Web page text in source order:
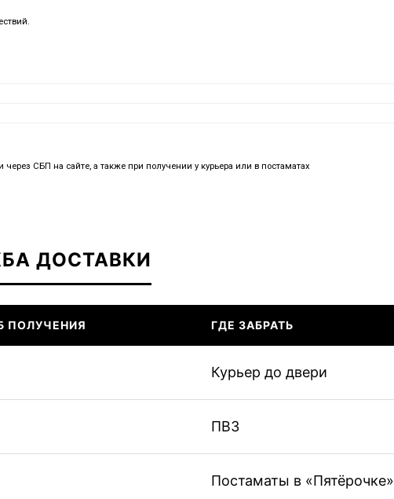
СБП на сайте, а также при получении у курьера или в постаматах
ДОСТАВКИ
ПОЛУЧЕНИЯ ГДЕ ЗАБРАТЬ
Курьер до двери
ПВЗ
Постаматы в «Пятёрочке»